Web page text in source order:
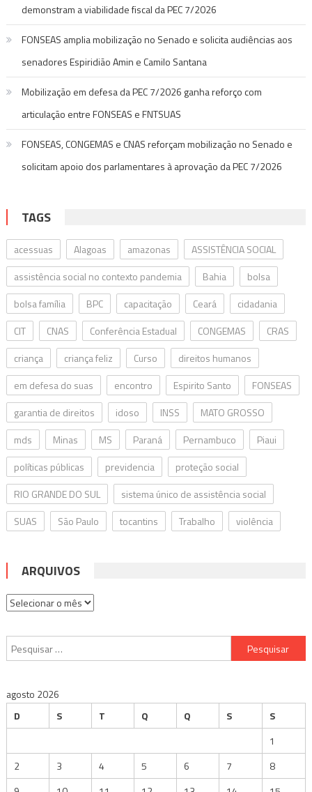
demonstram a viabilidade fiscal da PEC 7/2026
FONSEAS amplia mobilização no Senado e solicita audiências aos
senadores Espiridião Amin e Camilo Santana
Mobilização em defesa da PEC 7/2026 ganha reforço com
articulação entre FONSEAS e FNTSUAS
FONSEAS, CONGEMAS e CNAS reforçam mobilização no Senado e
solicitam apoio dos parlamentares à aprovação da PEC 7/2026
TAGS
acessuas Alagoas amazonas
ASSISTÊNCIA SOCIAL
assistência social no contexto pandemia
Bahia
bolsa
bolsa família
BPC capacitação Ceará
cidadania
CIT
CNAS Conferência Estadual CONGEMAS
CRAS
criança
criança feliz Curso
direitos humanos
em defesa do suas
encontro Espirito Santo
FONSEAS
garantia de direitos
idoso INSS
MATO GROSSO
mds
Minas MS Paraná Pernambuco
Piaui
políticas públicas
previdencia
proteção social
RIO GRANDE DO SUL
sistema único de assistência social
SUAS
São Paulo tocantins Trabalho violência
ARQUIVOS
Arquivos
Pesquisar
por:
agosto 2026
D
S T Q Q S
S
1
2
3 4 5 6 7
8